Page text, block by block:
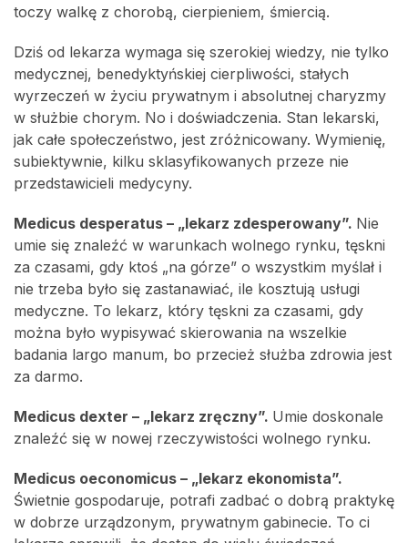
toczy walkę z chorobą, cierpieniem, śmiercią.
Dziś od lekarza wymaga się szerokiej wiedzy, nie tylko
medycznej, benedyktyńskiej cierpliwości, stałych
wyrzeczeń w życiu prywatnym i absolutnej charyzmy
w służbie chorym. No i doświadczenia. Stan lekarski,
jak całe społeczeństwo, jest zróżnicowany. Wymienię,
subiektywnie, kilku sklasyfikowanych przeze nie
przedstawicieli medycyny.
Medicus desperatus – „lekarz zdesperowany”. Nie
umie się znaleźć w warunkach wolnego rynku, tęskni
za czasami, gdy ktoś „na górze” o wszystkim myślał i
nie trzeba było się zastanawiać, ile kosztują usługi
medyczne. To lekarz, który tęskni za czasami, gdy
można było wypisywać skierowania na wszelkie
badania largo manum, bo przecież służba zdrowia jest
za darmo.
Medicus dexter – „lekarz zręczny”. Umie doskonale
znaleźć się w nowej rzeczywistości wolnego rynku.
Medicus oeconomicus – „lekarz ekonomista”.
Świetnie gospodaruje, potrafi zadbać o dobrą praktykę
w dobrze urządzonym, prywatnym gabinecie. To ci